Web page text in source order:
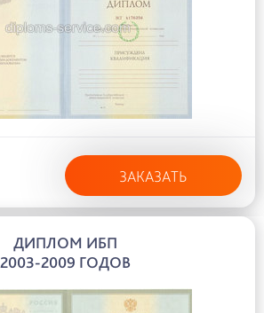
ЗАКАЗАТЬ
ДИПЛОМ ИБП
2003-2009 ГОДОВ